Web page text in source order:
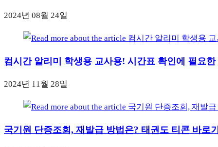
2024년 08월 24일
컴시간 알리미 학생용 교사용! 시간표 확인에 필요한
2024년 11월 28일
국기원 단증조회, 재발급 방법은? 태권도 티콘 바로